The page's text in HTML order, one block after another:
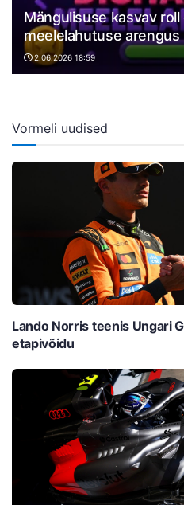
Mängulisuse kasvav roll
meelelahutuse arengus
2.06.2026 18:59
Vormeli uudised
Lando Norris teenis Ungari
etapivõidu